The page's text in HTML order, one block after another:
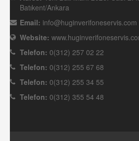
Batıkent/Ankara
Email: info@huginverifoneservis.com
Website:
Telefon: 0(312) 257 02 22
Telefon: 0(312) 255 67 68
Telefon: 0(312) 255 34 55
Telefon: 0(312) 355 54 48